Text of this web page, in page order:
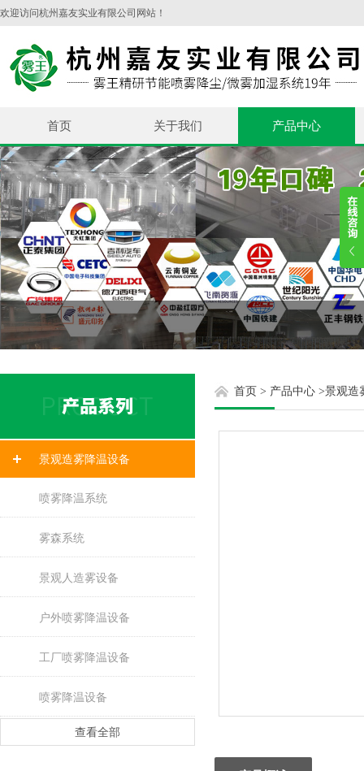
欢迎访问杭州嘉友实业有限公司网站！
首页 关于我们 产品中心
景观造雾降温设备
喷雾降温系统
雾森系统
景观人造雾设备
户外喷雾降温设备
工厂喷雾降温设备
喷雾降温设备
查看全部
首页 > 产品中心 >景观造